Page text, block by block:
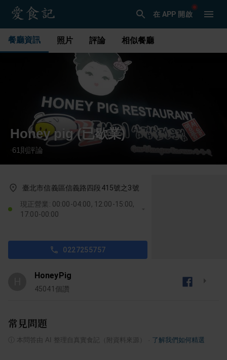
在 APP 開啟
餐廳資訊 照片 評論 相似餐廳
Honey pig (已歇業)
·61 則評論
臺北市信義區信義路四段415號之3號
現正營業: 00:00-04:00, 12:00-15:00,
17:00-00:00
0227255757
HoneyPig
45041 個讚
常見問題
本問答由 AI 整理自真實食記（附資料來源） 了解我們如何精選